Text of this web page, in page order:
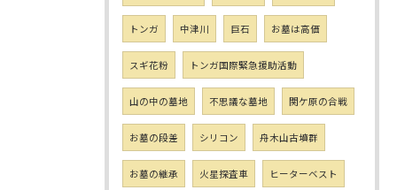
トンガ 中津川 巨石 お墓は高価
スギ花粉 トンガ国際緊急援助活動
山の中の墓地 不思議な墓地 関ケ原の合戦
お墓の段差 シリコン 舟木山古墳群
お墓の継承 火星探査車 ヒーターベスト